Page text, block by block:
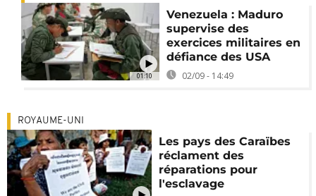
01:10
Venezuela : Maduro
supervise des
exercices militaires en
défiance des USA
02/09 - 14:49
ROYAUME-UNI
Les pays des Caraïbes
réclament des
réparations pour
l'esclavage